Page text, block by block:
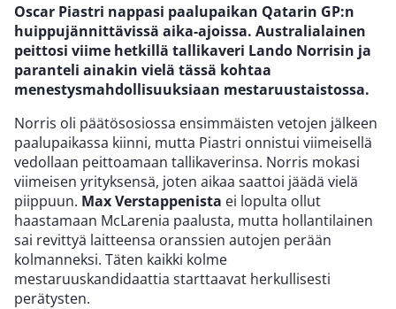
Oscar Piastri nappasi paalupaikan Qatarin GP:n
huippujännittävissä aika-ajoissa. Australialainen
peittosi viime hetkillä tallikaveri Lando Norrisin ja
paranteli ainakin vielä tässä kohtaa
menestysmahdollisuuksiaan mestaruustaistossa.
Norris oli päätösosiossa ensimmäisten vetojen jälkeen
paalupaikassa kiinni, mutta Piastri onnistui viimeisellä
vedollaan peittoamaan tallikaverinsa. Norris mokasi
viimeisen yrityksensä, joten aikaa saattoi jäädä vielä
piippuun. Max Verstappenista ei lopulta ollut
haastamaan McLarenia paalusta, mutta hollantilainen
sai revittyä laitteensa oranssien autojen perään
kolmanneksi. Täten kaikki kolme
mestaruuskandidaattia starttaavat herkullisesti
perätysten.